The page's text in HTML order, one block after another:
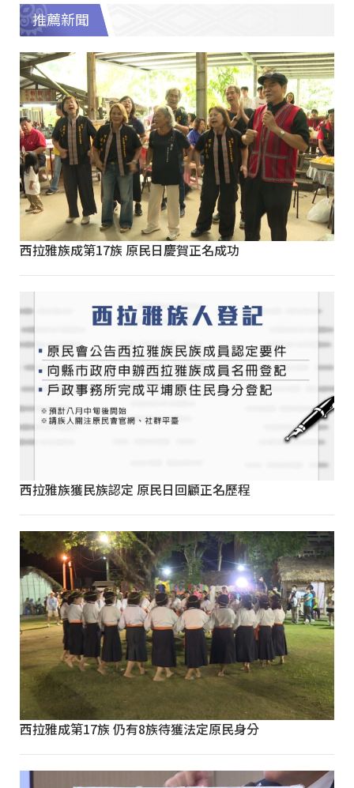
推薦新聞
西拉雅族成第17族 原民日慶賀正名成功
西拉雅族獲民族認定 原民日回顧正名歷程
西拉雅成第17族 仍有8族待獲法定原民身分